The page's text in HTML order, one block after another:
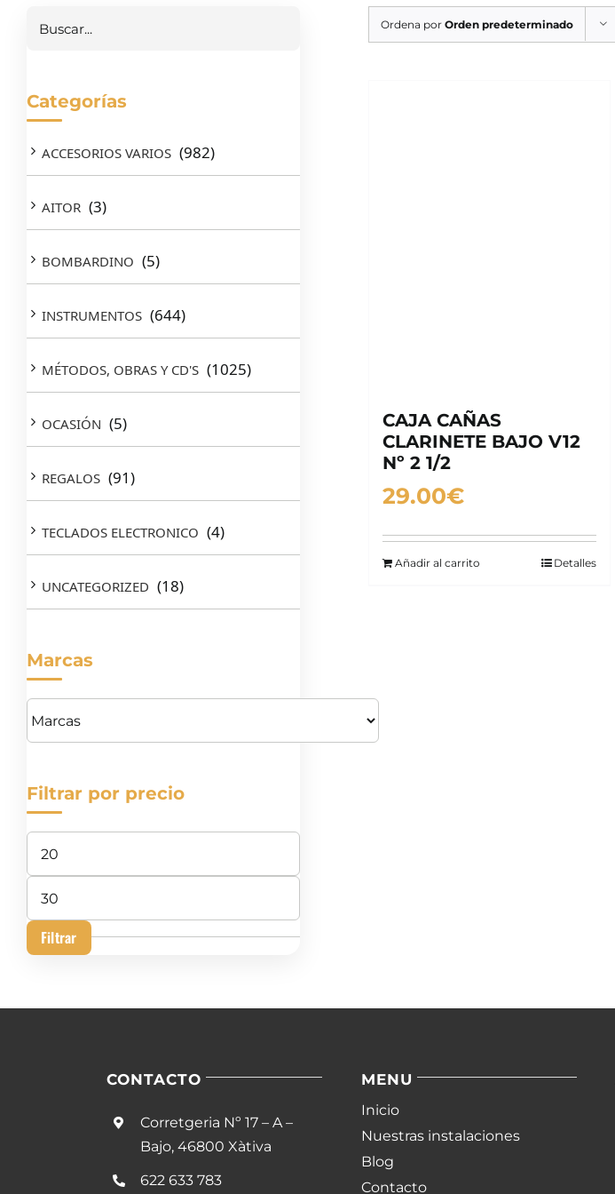
Ordena porOrden predeterminado
CAJA CAÑAS
CLARINETE BAJO V12
Nº 2 1/2
29.00€
Añadir al carrito Detalles
Categorías
ACCESORIOS VARIOS (982)
AITOR (3)
BOMBARDINO (5)
INSTRUMENTOS (644)
MÉTODOS, OBRAS Y CD'S (1025)
OCASIÓN (5)
REGALOS (91)
TECLADOS ELECTRONICO (4)
UNCATEGORIZED (18)
Marcas
Filtrar por precio
Precio
mínimo
Precio
máximo
Filtrar
CONTACTO
Corretgeria Nº 17 – A –
Bajo, 46800 Xàtiva
622 633 783
MENU
Inicio
Nuestras instalaciones
Blog
Contacto